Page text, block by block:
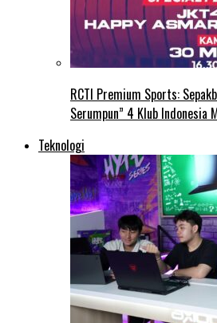
RCTI Premium Sports:
Serumpun” 4 Klub Indonesia
Teknologi